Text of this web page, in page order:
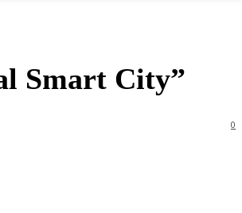
Smart City”
0